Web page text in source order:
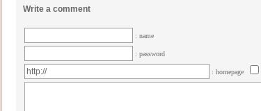
Write a comment
: name
: password
: homepage